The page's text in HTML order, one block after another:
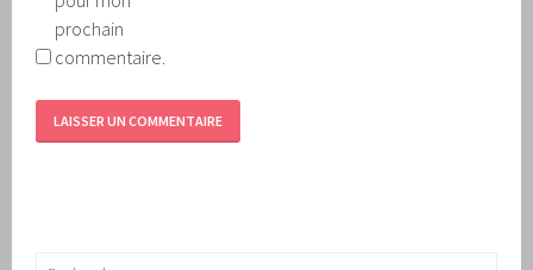
prochain
commentaire.
Rechercher :